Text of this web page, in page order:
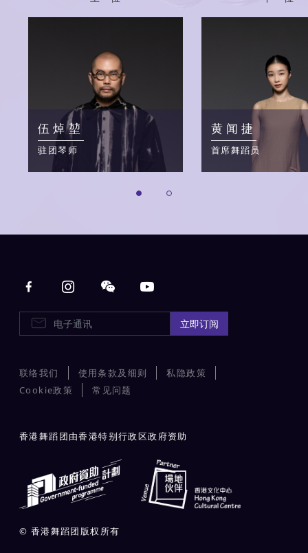
伍焯堃
驻团琴师
黄闻捷
首席舞蹈员
Main navigation
电子通讯 立即订阅
联络我们 使用条款及细则
私隐政策
Cookie政策
常见问题
香港舞蹈团由香港特别行政区政府资助
© 香港舞蹈团版权所有